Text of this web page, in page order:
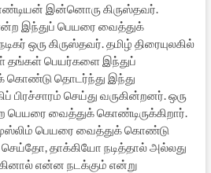
இன்னொரு கிருஸ்தவர்.
இந்துப் பெயரை வைத்துக்
ஒரு கிருஸ்தவர். தமிழ் திரையுலகில்
தங்கள் பெயர்களை இந்துப்
கொண்டு தொடர்ந்து இந்து
பிரச்சாரம் செய்து வருகின்றனர். ஒரு
பெயரை வைத்துக் கொண்டிருக்கிறார்.
பெயரை வைத்துக் கொண்டு
தாக்கியோ நடித்தால் அல்லது
என்ன நடக்கும் என்று